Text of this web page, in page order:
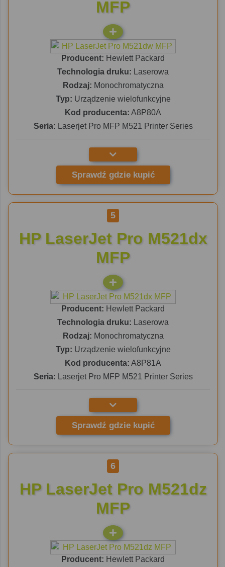
MFP
Producent: Hewlett Packard
Technologia druku: Laserowa
Rodzaj: Monochromatyczna
Typ: Urządzenie wielofunkcyjne
Kod producenta: A8P80A
Seria: Laserjet Pro MFP M521 Printer Series
Sprawdź gdzie kupić
5
HP LaserJet Pro M521dx
MFP
Producent: Hewlett Packard
Technologia druku: Laserowa
Rodzaj: Monochromatyczna
Typ: Urządzenie wielofunkcyjne
Kod producenta: A8P81A
Seria: Laserjet Pro MFP M521 Printer Series
Sprawdź gdzie kupić
6
HP LaserJet Pro M521dz
MFP
Producent: Hewlett Packard